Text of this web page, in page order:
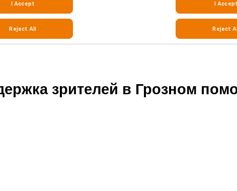
зрителей в Грозном